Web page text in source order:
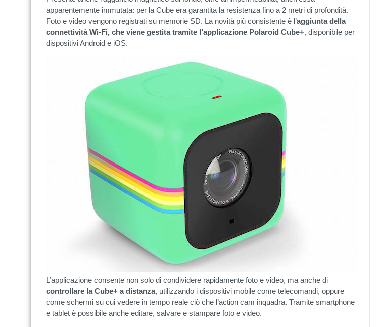
apparentemente immutata: per la Cube era garantita la resistenza fino a 2 metri di profondità.
Foto e video vengono registrati su memorie SD. La novità più consistente è l’aggiunta della
connettività Wi-Fi, che viene gestita tramite l’applicazione Polaroid Cube+, disponibile per
dispositivi Android e iOS.
L’applicazione consente non solo di condividere rapidamente foto e video, ma anche di
controllare la Cube+ a distanza, utilizzando i dispositivi mobile come telecomandi, oppure
come schermi su cui vedere in tempo reale ciò che l’action cam inquadra. Tramite smartphone
e tablet è possibile anche editare, salvare e stampare foto e video.